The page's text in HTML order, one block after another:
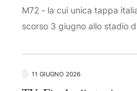
M72 - la cui unica tappa
scorso 3 giugno allo stadio
gestisce la rete di centri
fondi arrivano dalla
11 GIUGNO 2026